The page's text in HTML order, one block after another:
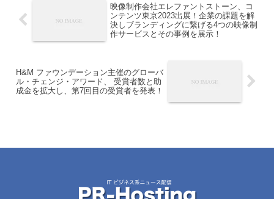
映像制作会社エレファントストーン、コ
ンテンツ東京2023出展！企業の課題を解
決しブランディングに繋げる4つの映像制
作サービスとその事例を展示！
H&M ファウンデーション主催のグローバ
ル・チェンジ・アワード、 受賞者数と助
成金を拡大し、第7回目の受賞者を発表！